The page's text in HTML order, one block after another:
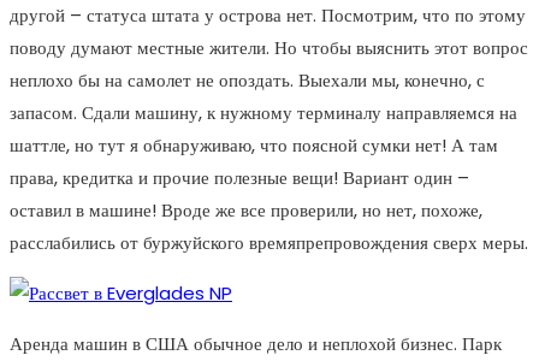
другой – статуса штата у острова нет. Посмотрим, что по этому
поводу думают местные жители. Но чтобы выяснить этот вопрос
неплохо бы на самолет не опоздать. Выехали мы, конечно, с
запасом. Сдали машину, к нужному терминалу направляемся на
шаттле, но тут я обнаруживаю, что поясной сумки нет! А там
права, кредитка и прочие полезные вещи! Вариант один –
оставил в машине! Вроде же все проверили, но нет, похоже,
расслабились от буржуйского времяпрепровождения сверх меры.
Аренда машин в США обычное дело и неплохой бизнес. Парк